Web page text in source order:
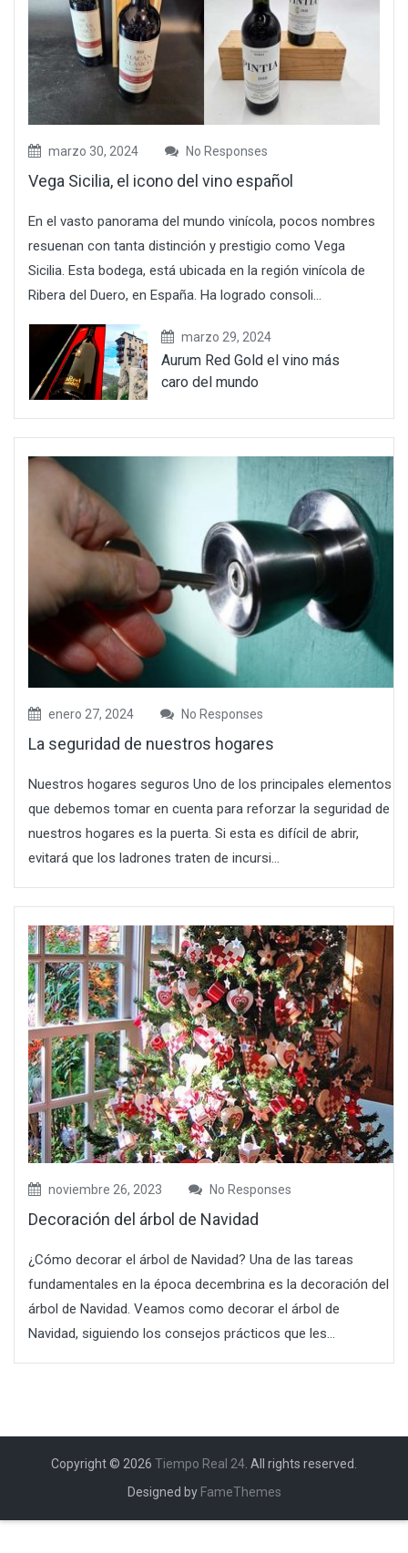
marzo 30, 2024 No Responses
Vega Sicilia, el icono del vino español
En el vasto panorama del mundo vinícola, pocos nombres
resuenan con tanta distinción y prestigio como Vega
Sicilia. Esta bodega, está ubicada en la región vinícola de
Ribera del Duero, en España. Ha logrado consoli...
marzo 29, 2024
Aurum Red Gold el vino más
caro del mundo
enero 27, 2024 No Responses
La seguridad de nuestros hogares
Nuestros hogares seguros Uno de los principales elementos
que debemos tomar en cuenta para reforzar la seguridad de
nuestros hogares es la puerta. Si esta es difícil de abrir,
evitará que los ladrones traten de incursi...
noviembre 26, 2023 No Responses
Decoración del árbol de Navidad
¿Cómo decorar el árbol de Navidad? Una de las tareas
fundamentales en la época decembrina es la decoración del
árbol de Navidad. Veamos como decorar el árbol de
Navidad, siguiendo los consejos prácticos que les...
Copyright © 2026 Tiempo Real 24. All rights reserved.
Designed by FameThemes